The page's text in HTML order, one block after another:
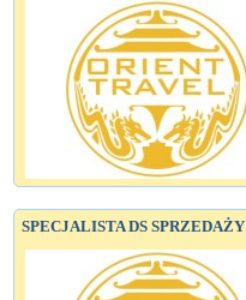
SPECJALISTA DS SPRZEDAŻY